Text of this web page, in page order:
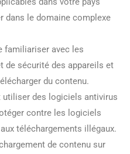
dans le domaine complexe
familiariser avec les
de sécurité des appareils et
du contenu.
des logiciels antivirus
contre les logiciels
téléchargements illégaux.
de contenu sur